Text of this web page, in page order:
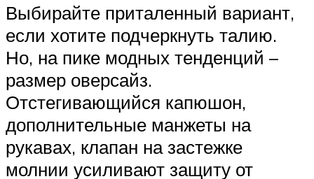
Выбирайте приталенный вариант,
если хотите подчеркнуть талию.
Но, на пике модных тенденций –
размер оверсайз.
Отстегивающийся капюшон,
дополнительные манжеты на
рукавах, клапан на застежке
молнии усиливают защиту от